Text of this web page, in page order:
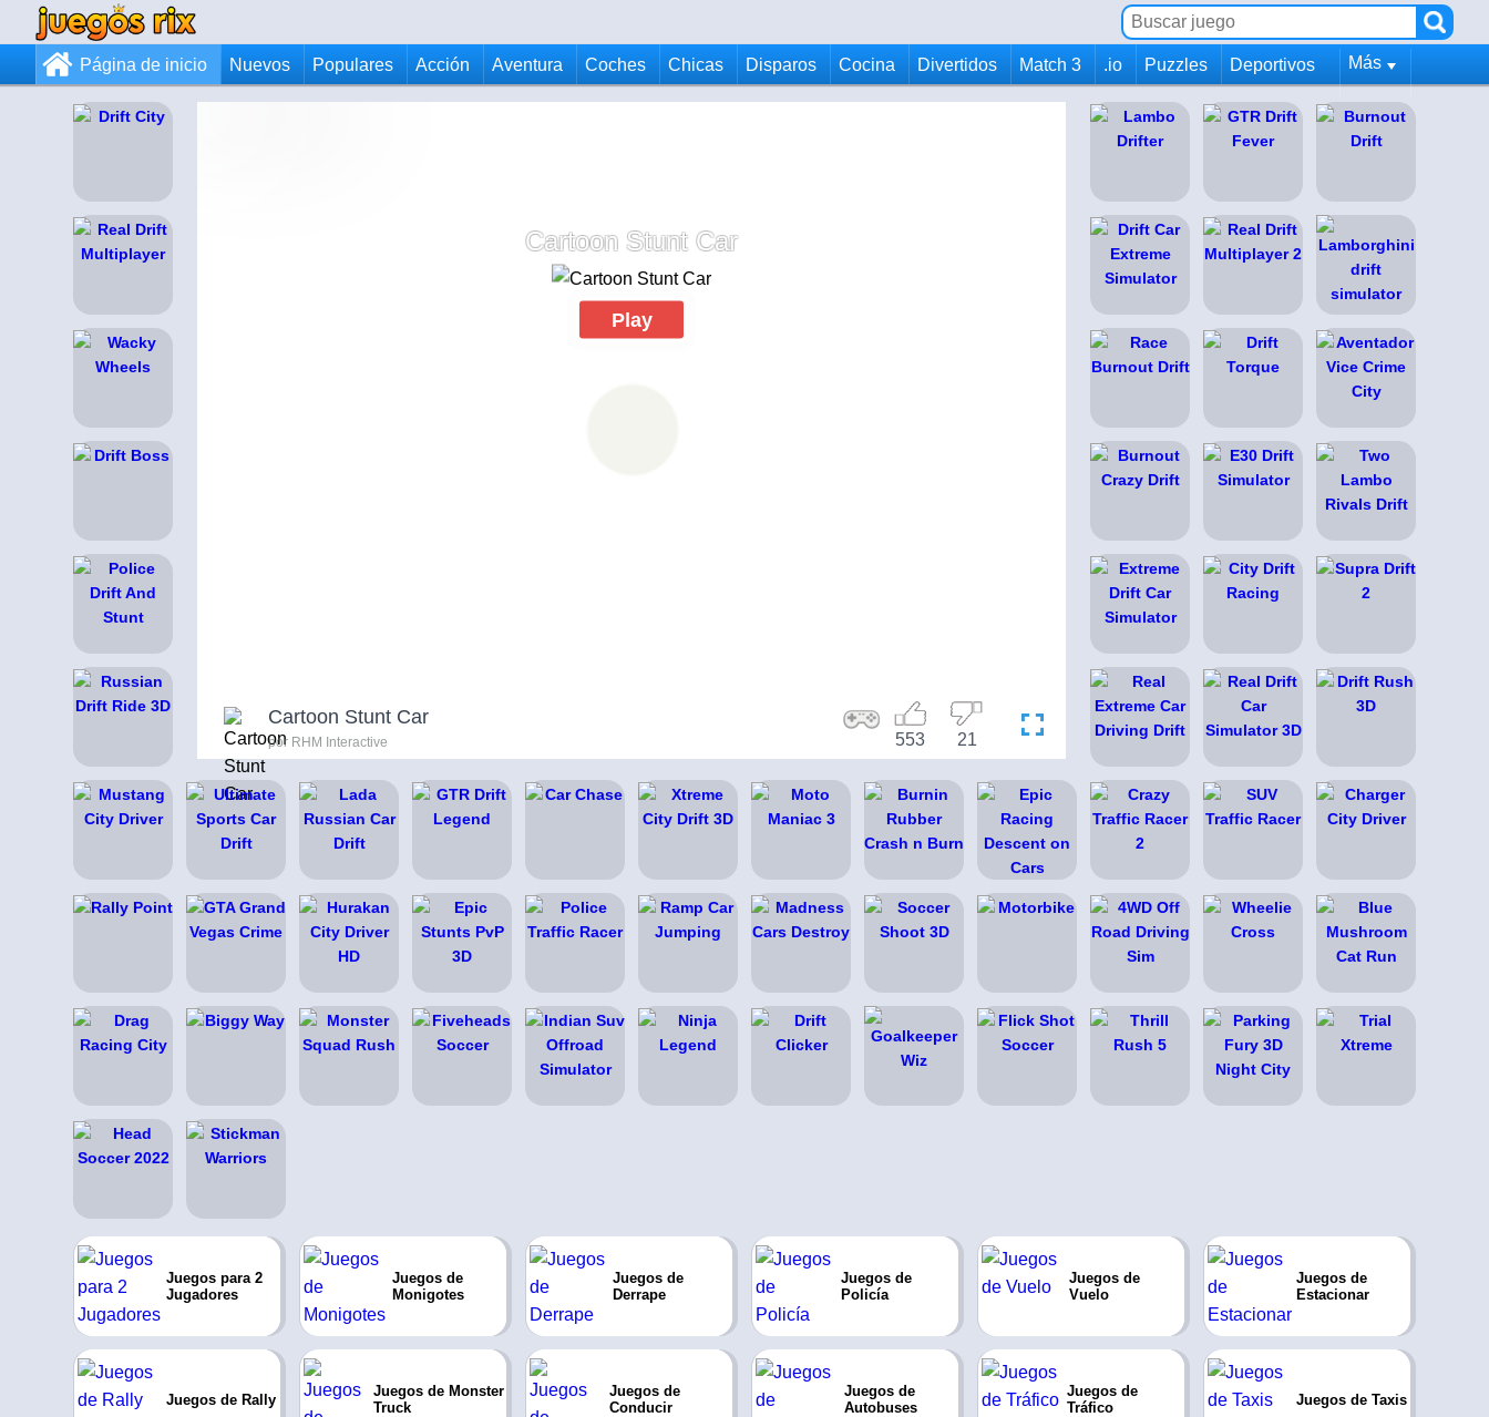
Página de inicio Nuevos Populares Acción Aventura Coches Chicas Disparos Cocina Divertidos Match 3 .io Puzzles Deportivos Más
Cartoon Stunt Car
Play
Cartoon Stunt Car
por RHM Interactive 21
553
Juegos para 2
Jugadores
Juegos de
Monigotes
Juegos de
Derrape
Juegos de
Policía
Juegos de
Vuelo
Juegos de
Estacionar
Juegos de Rally
Juegos de Monster
Truck
Juegos de
Conducir
Juegos de
Autobuses
Juegos de
Tráfico
Juegos de Taxis